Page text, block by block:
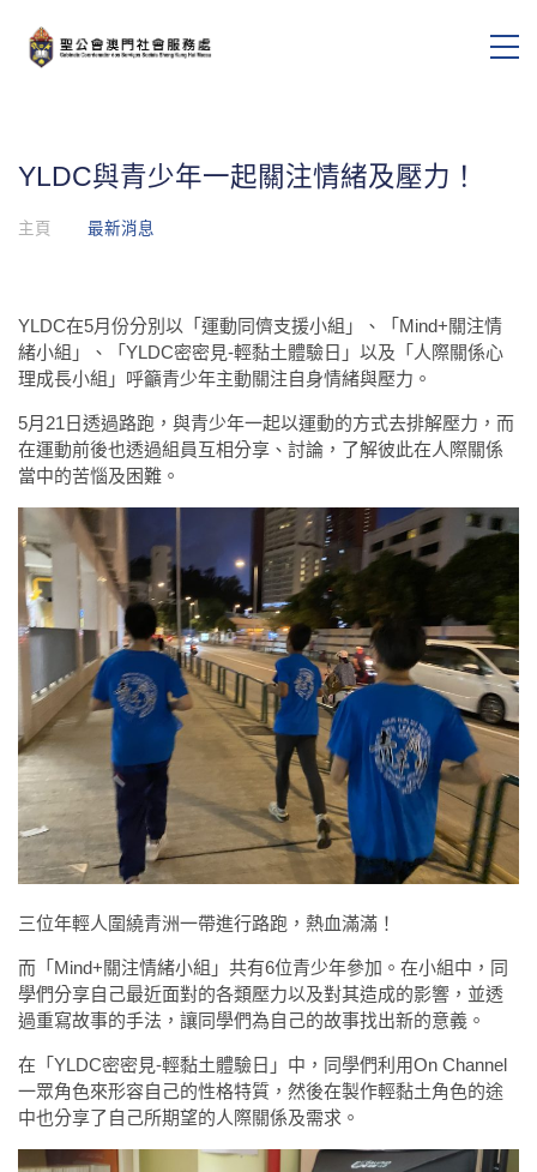
YLDC與青少年一起關注情緒及壓力！
主頁 最新消息
YLDC在5月份分別以「運動同儕支援小組」、「Mind+關注情
緒小組」、「YLDC密密見-輕黏土體驗日」以及「人際關係心
理成長小組」呼籲青少年主動關注自身情緒與壓力。
5月21日透過路跑，與青少年一起以運動的方式去排解壓力，而
在運動前後也透過組員互相分享、討論，了解彼此在人際關係
當中的苦惱及困難。
三位年輕人圍繞青洲一帶進行路跑，熱血滿滿！
而「Mind+關注情緒小組」共有6位青少年參加。在小組中，同
學們分享自己最近面對的各類壓力以及對其造成的影響，並透
過重寫故事的手法，讓同學們為自己的故事找出新的意義。
在「YLDC密密見-輕黏土體驗日」中，同學們利用On Channel
一眾角色來形容自己的性格特質，然後在製作輕黏土角色的途
中也分享了自己所期望的人際關係及需求。